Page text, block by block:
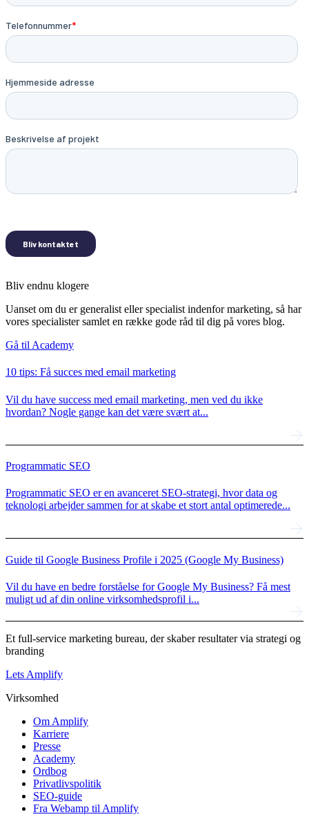
Bliv endnu klogere
Uanset om du er generalist eller specialist indenfor marketing, så har
vores specialister samlet en række gode råd til dig på vores blog.
Gå til Academy
10 tips: Få succes med email marketing
Vil du have success med email marketing, men ved du ikke
hvordan? Nogle gange kan det være svært at...
Programmatic SEO
Programmatic SEO er en avanceret SEO-strategi, hvor data og
teknologi arbejder sammen for at skabe et stort antal optimerede...
Guide til Google Business Profile i 2025 (Google My Business)
Vil du have en bedre forståelse for Google My Business? Få mest
muligt ud af din online virksomhedsprofil i...
Et full-service marketing bureau, der skaber resultater via strategi og
branding
Lets Amplify
Virksomhed
Om Amplify
Karriere
Presse
Academy
Ordbog
Privatlivspolitik
SEO-guide
Fra Webamp til Amplify